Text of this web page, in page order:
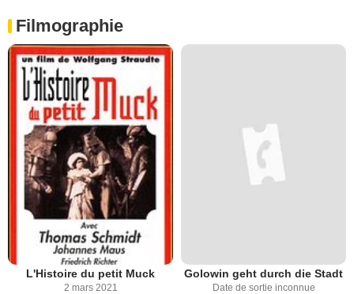
Filmographie
L'Histoire du petit Muck
2 mars 2021
Golowin geht durch die Stadt
Date de sortie inconnue